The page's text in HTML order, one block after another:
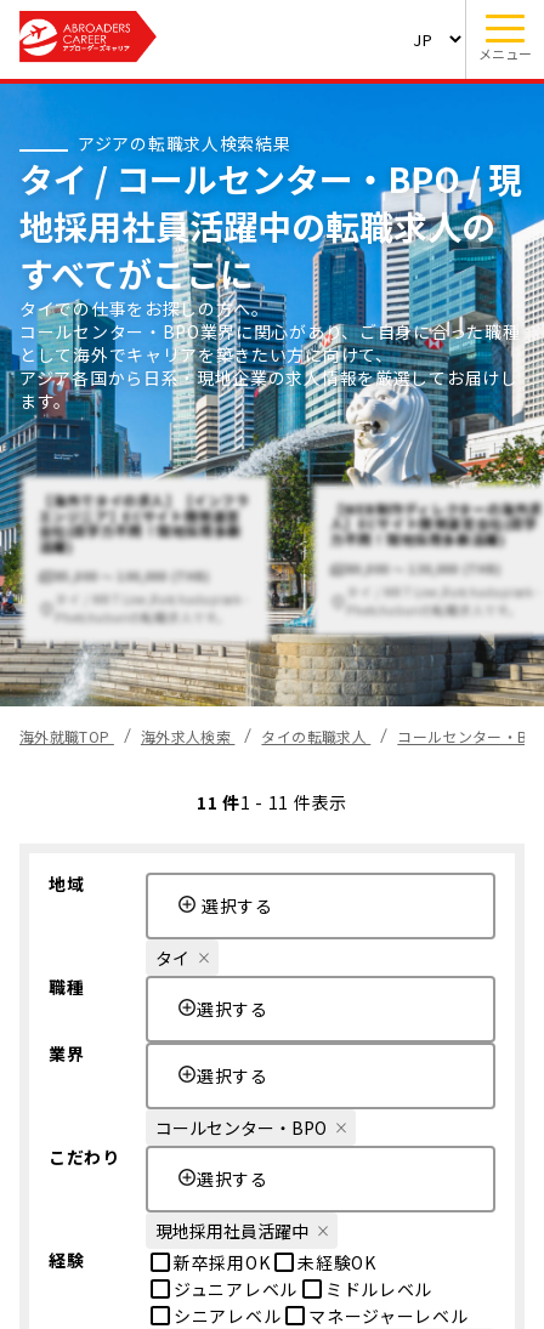
メニュー
アジアの転職求人検索結果
タイ / コールセンター・BPO / 現
地採用社員活躍中の転職求人の
すべてがここに
タイでの仕事をお探しの方へ。
コールセンター・BPO業界に関心があり、ご自身に合った職種
として海外でキャリアを築きたい方に向けて、
アジア各国から日系・現地企業の求人情報を厳選してお届けし
ます。
【海外でタイの求人】【インフラ
エンジニア】ECサイト開発運営
会社(語学力不問！現地採用多数
活躍)
85,000 〜 100,000 (THB)
タイ / MRT Line,Ratchadapisek -
Phetchaburiの転職求人です。
【WEB制作ディレクターの海外求
人】ECサイト開発運営会社(語学
力不問！現地採用多数活躍)
80,000 〜 130,000 (THB)
タイ / MRT Line,Ratchadapisek -
Phetchaburiの転職求人です。
海外就職TOP 海外求人検索 タイの転職求人 コールセンター・
11 件1 - 11 件表示
地域
選択する
タイ
職種
選択する
業界
選択する
コールセンター・BPO
こだわり
選択する
現地採用社員活躍中
経験
新卒採用OK
未経験OK
ジュニアレベル
ミドルレベル
シニアレベル
マネージャーレベル